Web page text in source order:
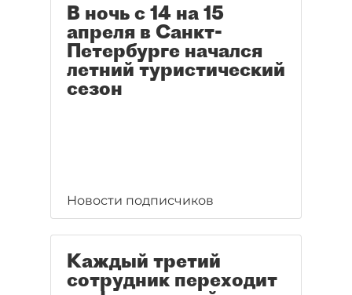
В ночь с 14 на 15
апреля в Санкт-
Петербурге начался
летний туристический
сезон
Новости подписчиков
Каждый третий
сотрудник переходит